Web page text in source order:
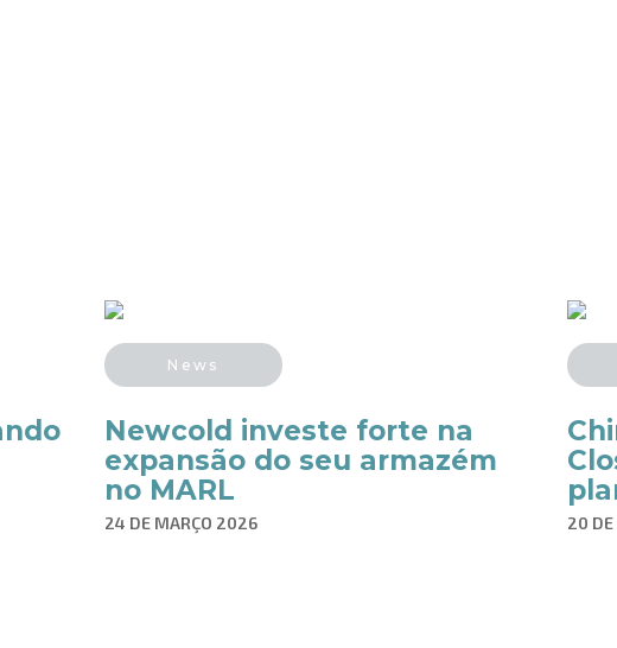
News
Newcold investe forte na
expansão do seu armazém
no MARL
24 DE MARÇO 2026 20